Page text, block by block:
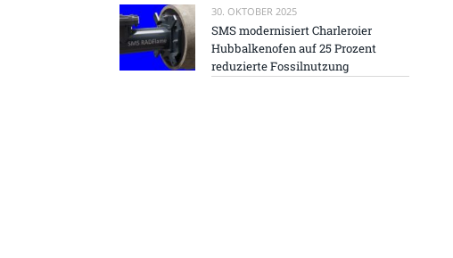
30. OKTOBER 2025
SMS modernisiert Charleroier
Hubbalkenofen auf 25 Prozent
reduzierte Fossilnutzung